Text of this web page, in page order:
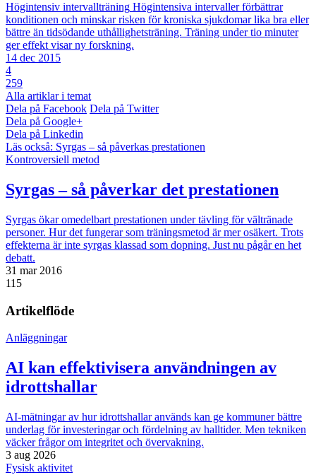
Högintensiv intervallträning Högintensiva intervaller förbättrar
konditionen och minskar risken för kroniska sjukdomar lika bra eller
bättre än tidsödande uthållighetsträning. Träning under tio minuter
ger effekt visar ny forskning.
14 dec 2015
4
259
Alla artiklar i temat
Dela på Facebook Dela på Twitter
Dela på Google+
Dela på Linkedin
Läs också: Syrgas – så påverkas prestationen
Kontroversiell metod
Syrgas – så påverkar det prestationen
Syrgas ökar omedelbart prestationen under tävling för vältränade
personer. Hur det fungerar som träningsmetod är mer osäkert. Trots
effekterna är inte syrgas klassad som dopning. Just nu pågår en het
debatt.
31 mar 2016
115
Artikelflöde
Anläggningar
AI kan effektivisera användningen av
idrottshallar
AI-mätningar av hur idrottshallar används kan ge kommuner bättre
underlag för investeringar och fördelning av halltider. Men tekniken
väcker frågor om integritet och övervakning.
3 aug 2026
Fysisk aktivitet